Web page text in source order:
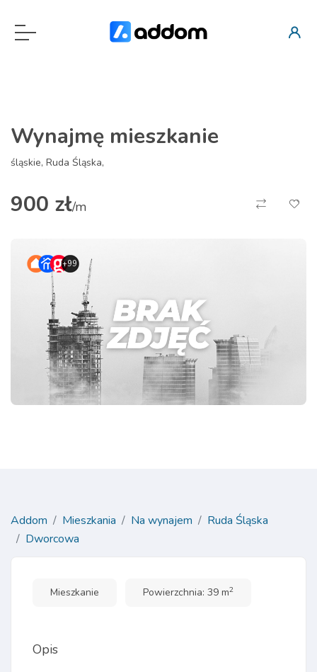
Wynajmę mieszkanie
śląskie, Ruda Śląska,
900 zł/m
+99
Addom Mieszkania Na wynajem
Ruda Śląska
Dworcowa
Mieszkanie Powierzchnia: 39 m2
Opis